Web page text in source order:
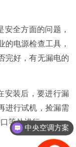
全方面的问题，
的电源检查工具，
完好，有无漏电的
安装后，要进行漏
进行试机，捡漏需
等处进行。
中央空调方案